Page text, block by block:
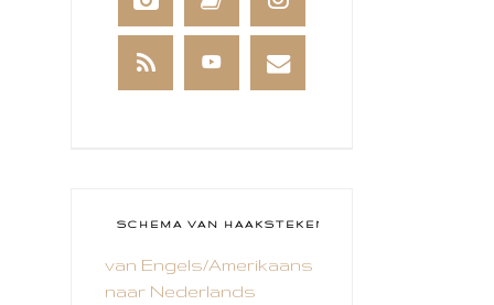
BOEKEN
BREIEN
CAMEO 4
CARDS ONLY
SCHEMA VAN HAAKSTEKEN
van Engels/Amerikaans
naar Nederlands